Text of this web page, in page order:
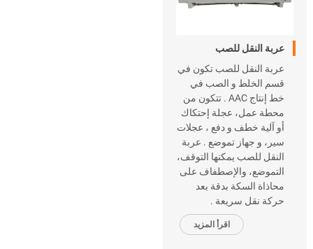
عربة النقل للصب
عربة النقل للصب تكون في
قسم الخلط و الصب في
خط إنتاج AAC . تتكون من
محطة عمل، عجلة إحتكاك
أو آلية خطف و دفع ، عجلات
سير، و جهاز تموضع . عربة
النقل للصب يمكنها التوقف،
التموضع، والإصطفاف على
محاذاة السكة بدقة بعد
حركة نقل سريعة .
اقرأ المزيد